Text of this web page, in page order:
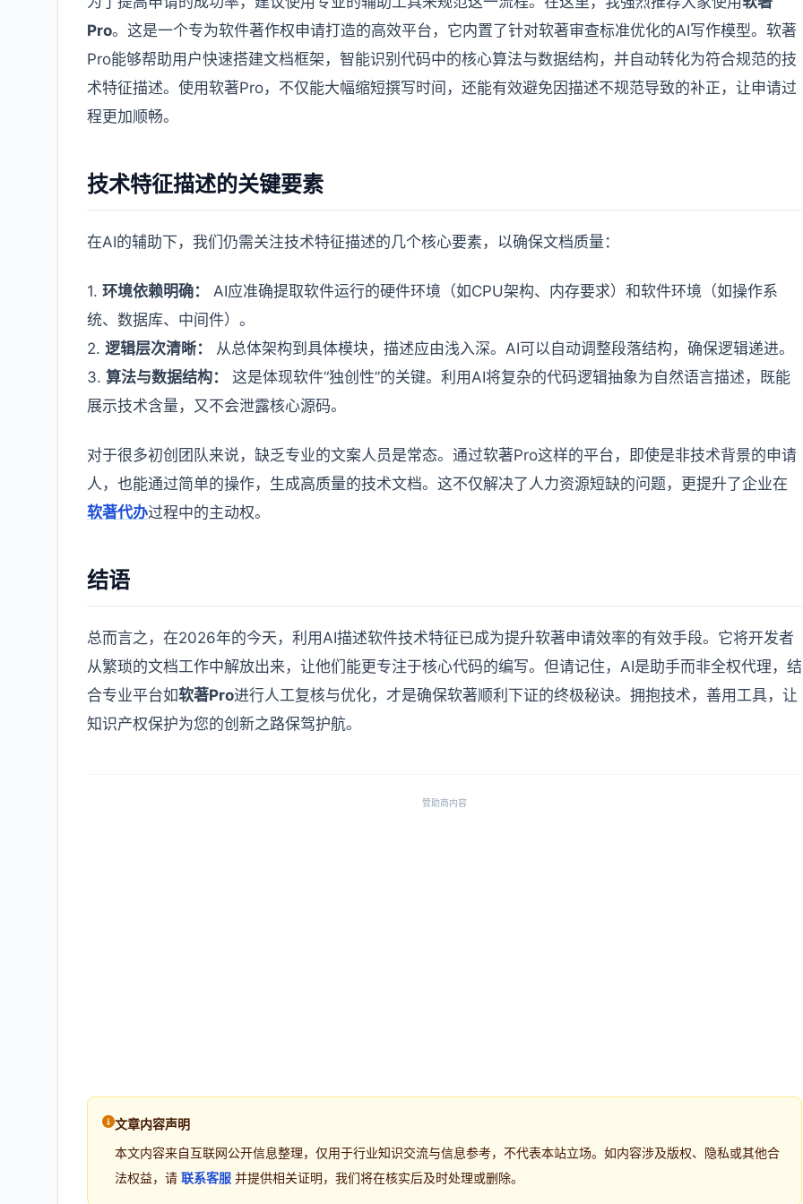
Pro。这是一个专为软件著作权申请打造的高效平台，它内置了针对软著审查标准优化的AI写作模型。软著
Pro能够帮助用户快速搭建文档框架，智能识别代码中的核心算法与数据结构，并自动转化为符合规范的技
术特征描述。使用软著Pro，不仅能大幅缩短撰写时间，还能有效避免因描述不规范导致的补正，让申请过
程更加顺畅。
技术特征描述的关键要素
在AI的辅助下，我们仍需关注技术特征描述的几个核心要素，以确保文档质量：
1. 环境依赖明确：
AI应准确提取软件运行的硬件环境（如CPU架构、内存要求）和软件环境（如操作系
统、数据库、中间件）。
2. 逻辑层次清晰：
从总体架构到具体模块，描述应由浅入深。AI可以自动调整段落结构，确保逻辑递进。
3. 算法与数据结构：
这是体现软件“独创性”的关键。利用AI将复杂的代码逻辑抽象为自然语言描述，既能
展示技术含量，又不会泄露核心源码。
对于很多初创团队来说，缺乏专业的文案人员是常态。通过软著Pro这样的平台，即使是非技术背景的申请
人，也能通过简单的操作，生成高质量的技术文档。这不仅解决了人力资源短缺的问题，更提升了企业在
软著代办过程中的主动权。
结语
总而言之，在2026年的今天，利用AI描述软件技术特征已成为提升软著申请效率的有效手段。它将开发者
从繁琐的文档工作中解放出来，让他们能更专注于核心代码的编写。但请记住，AI是助手而非全权代理，结
合专业平台如软著Pro进行人工复核与优化，才是确保软著顺利下证的终极秘诀。拥抱技术，善用工具，让
知识产权保护为您的创新之路保驾护航。
赞助商内容
文章内容声明
本文内容来自互联网公开信息整理，仅用于行业知识交流与信息参考，不代表本站立场。如内容涉及版权、隐私或其他合
法权益，请 联系客服 并提供相关证明，我们将在核实后及时处理或删除。